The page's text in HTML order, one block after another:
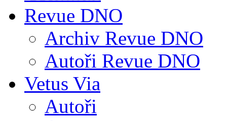
Revue DNO
Archiv Revue DNO
Autoři Revue DNO
Vetus Via
Autoři